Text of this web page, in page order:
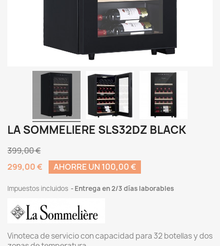
LA SOMMELIERE SLS32DZ BLACK
399,00 €
299,00 €
AHORRE UN 100,00 €
Impuestos incluidos Entrega en 2/3 días laborables
Vinoteca de servicio con capacidad para 32 botellas y dos